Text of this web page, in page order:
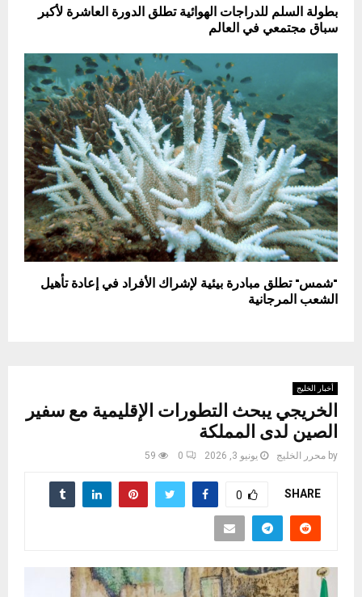
بطولة السلم للدراجات الهوائية تطلق الدورة العاشرة لأكبر
سباق مجتمعي في العالم
"شمس" تطلق مبادرة بيئية لإشراك الأفراد في إعادة تأهيل
الشعب المرجانية
أخبار الخليج
الخريجي يبحث التطورات الإقليمية مع سفير
الصين لدى المملكة
by محرر الخليج يونيو 3, 2026 0
59
SHARE
0